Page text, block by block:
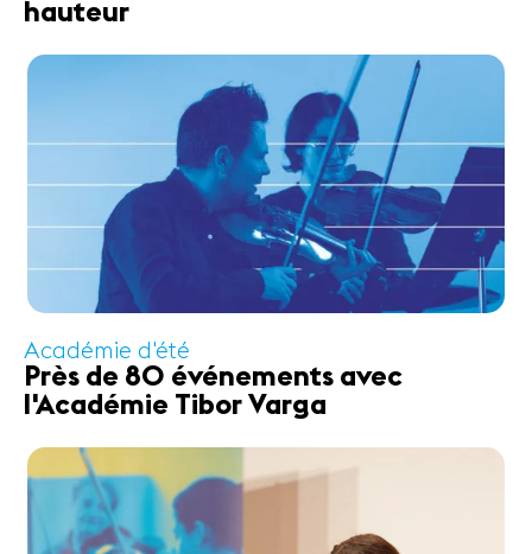
hauteur
Académie d'été
Près de 80 événements avec
l'Académie Tibor Varga